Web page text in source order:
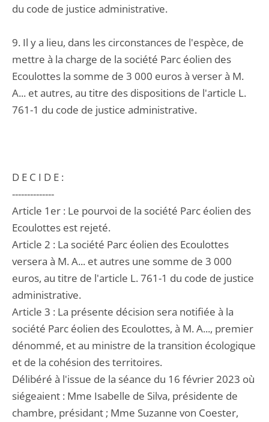
du code de justice administrative.
9. Il y a lieu, dans les circonstances de l'espèce, de
mettre à la charge de la société Parc éolien des
Ecoulottes la somme de 3 000 euros à verser à M.
A... et autres, au titre des dispositions de l'article L.
761-1 du code de justice administrative.
D E C I D E :
--------------
Article 1er : Le pourvoi de la société Parc éolien des
Ecoulottes est rejeté.
Article 2 : La société Parc éolien des Ecoulottes
versera à M. A... et autres une somme de 3 000
euros, au titre de l'article L. 761-1 du code de justice
administrative.
Article 3 : La présente décision sera notifiée à la
société Parc éolien des Ecoulottes, à M. A..., premier
dénommé, et au ministre de la transition écologique
et de la cohésion des territoires.
Délibéré à l'issue de la séance du 16 février 2023 où
siégeaient : Mme Isabelle de Silva, présidente de
chambre, présidant ; Mme Suzanne von Coester,